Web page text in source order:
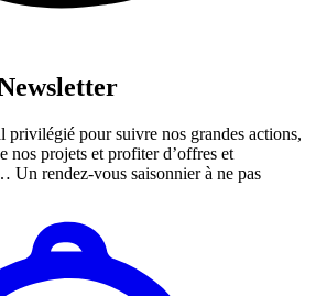
privilégié pour suivre nos grandes actions,
nos projets et profiter d’offres et
Un rendez-vous saisonnier à ne pas